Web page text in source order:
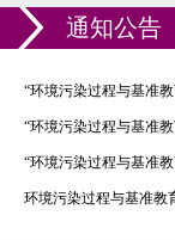
通知公告
“环境污染过程与基准
“环境污染过程与基准
“环境污染过程与基准
环境污染过程与基准教